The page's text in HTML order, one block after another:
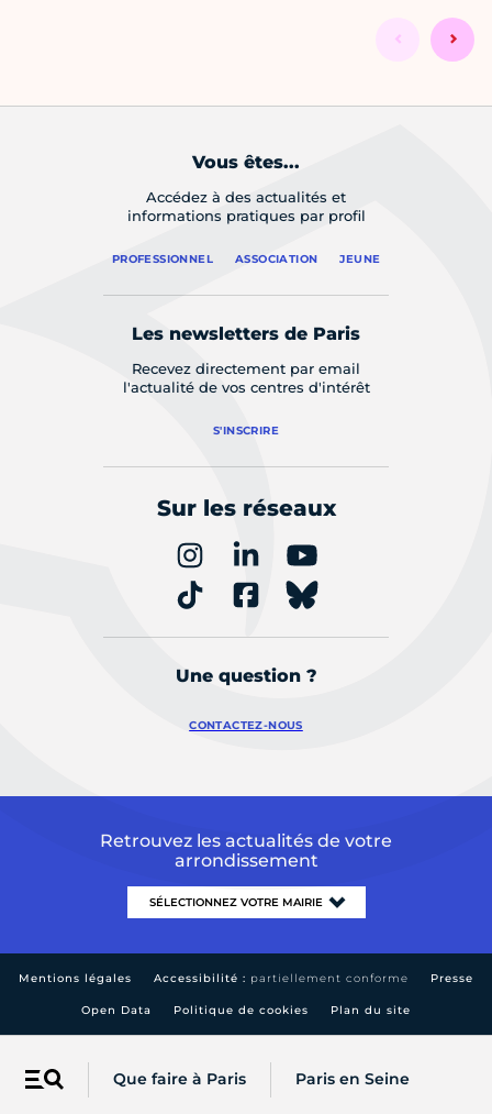
Menu Que faire à Paris Paris en Seine
Vous êtes...
Accédez à des actualités et
informations pratiques par profil
PROFESSIONNEL ASSOCIATION JEUNE
Les newsletters de Paris
Recevez directement par email
l'actualité de vos centres d'intérêt
S'INSCRIRE
Sur les réseaux
Une question ?
CONTACTEZ-NOUS
Retrouvez les actualités de votre
arrondissement
Mentions légales Accessibilité : partiellement conforme Presse
Open Data Politique de cookies Plan du site